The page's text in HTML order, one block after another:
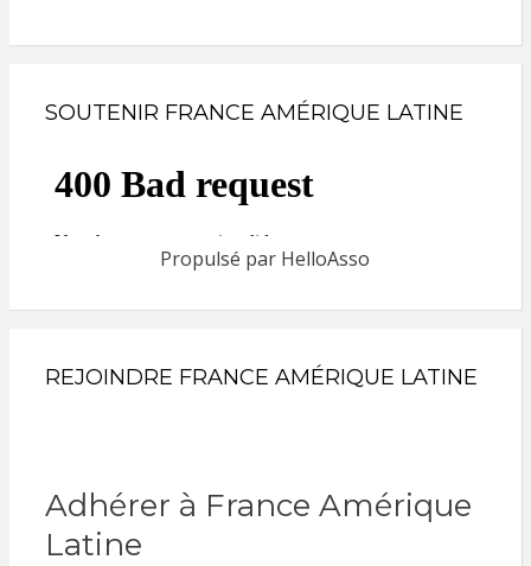
SOUTENIR FRANCE AMÉRIQUE LATINE
Propulsé par HelloAsso
REJOINDRE FRANCE AMÉRIQUE LATINE
Adhérer à France Amérique
Latine